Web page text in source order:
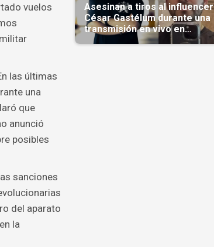
vuelos
las últimas
una
que
anunció
posibles
sanciones
del aparato
la
Asesinan a tiros al influencer
César Gastélum durante una
transmisión en vivo en
Sinaloa(Video)